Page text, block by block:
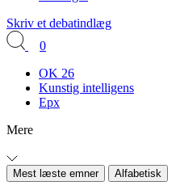
Skriv et debatindlæg
0
OK 26
Kunstig intelligens
Epx
Mere
Mest læste emner Alfabetisk